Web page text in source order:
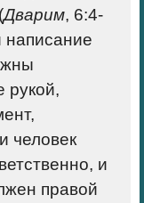
Дварим, 6:4-
написание
рукой,
человек
и
правой